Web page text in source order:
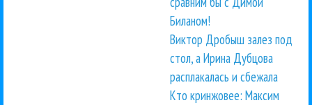
Биланом!
Виктор Дробыш залез под
стол, а Ирина Дубцова
расплакалась и сбежала
Кто кринжовее: Максим